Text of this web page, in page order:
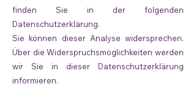
finden Sie in der folgenden
Datenschutzerklärung.
Sie können dieser Analyse widersprechen.
Über die Widerspruchsmöglichkeiten werden
wir Sie in dieser Datenschutzerklärung
informieren.